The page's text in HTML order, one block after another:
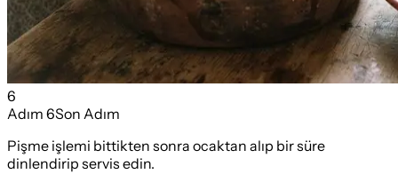
6
Adım 6Son Adım
Pişme işlemi bittikten sonra ocaktan alıp bir süre
dinlendirip servis edin.